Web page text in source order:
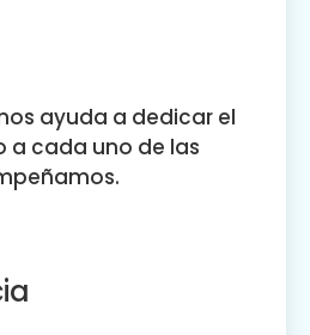
ayuda a dedicar el
a cada uno de las